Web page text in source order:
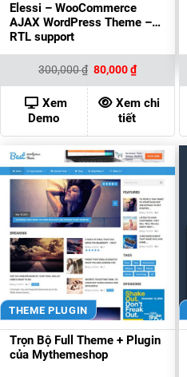
Elessi – WooCommerce
AJAX WordPress Theme –
RTL support
300,000₫ Giá
gốc
là:
300,000 ₫.
80,000₫Giá
hiện
tại
là:
80,000 ₫.
Xem
Demo
Xem chi
tiết
THEME PLUGIN
Trọn Bộ Full Theme + Plugin
của Mythemeshop